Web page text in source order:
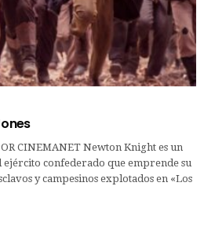
CINEMANET Newton Knight es un
confederado que emprende su
y campesinos explotados en «Los